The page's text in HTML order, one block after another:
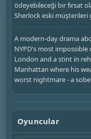
ödeyebileceği bir fırsat
Sherlock eski müşterileri
A modern-day drama
NYPD's most impossible
London and a stint in
Manhattan where his
worst nightmare - a
Oyuncular